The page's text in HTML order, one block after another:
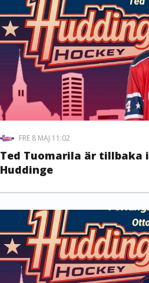
FRE 8 MAJ 11:02
Ted Tuomarila är tillbaka i
Huddinge